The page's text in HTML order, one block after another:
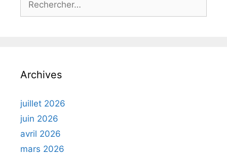
Archives
juillet 2026
juin 2026
avril 2026
mars 2026